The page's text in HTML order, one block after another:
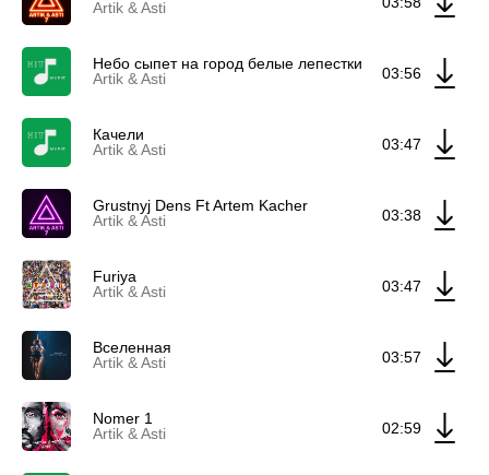
Artik & Asti
Небо сыпет на город белые лепестки
Artik & Asti
03:56
Качели
Artik & Asti
03:47
Grustnyj Dens Ft Artem Kacher
Artik & Asti
03:38
Furiya
Artik & Asti
03:47
Вселенная
Artik & Asti
03:57
Nomer 1
Artik & Asti
02:59